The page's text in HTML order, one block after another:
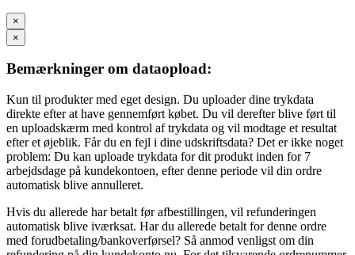
×
×
Bemærkninger om dataopload:
Kun til produkter med eget design. Du uploader dine trykdata
direkte efter at have gennemført købet. Du vil derefter blive ført til
en uploadskærm med kontrol af trykdata og vil modtage et resultat
efter et øjeblik. Får du en fejl i dine udskriftsdata? Det er ikke noget
problem: Du kan uploade trykdata for dit produkt inden for 7
arbejdsdage på kundekontoen, efter denne periode vil din ordre
automatisk blive annulleret.
Hvis du allerede har betalt før afbestillingen, vil refunderingen
automatisk blive iværksat. Har du allerede betalt for denne ordre
med forudbetaling/bankoverførsel? Så anmod venligst om din